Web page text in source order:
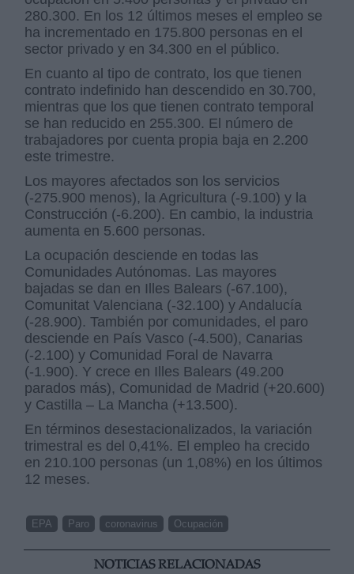
280.300. En los 12 últimos meses el empleo se
ha incrementado en 175.800 personas en el
sector privado y en 34.300 en el público.
En cuanto al tipo de contrato, los que tienen
contrato indefinido han descendido en 30.700,
mientras que los que tienen contrato temporal
se han reducido en 255.300. El número de
trabajadores por cuenta propia baja en 2.200
este trimestre.
Los mayores afectados son los servicios
(-275.900 menos), la Agricultura (-9.100) y la
Construcción (-6.200). En cambio, la industria
aumenta en 5.600 personas.
La ocupación desciende en todas las
Comunidades Autónomas. Las mayores
bajadas se dan en Illes Balears (-67.100),
Comunitat Valenciana (-32.100) y Andalucía
(-28.900). También por comunidades, el paro
desciende en País Vasco (-4.500), Canarias
(-2.100) y Comunidad Foral de Navarra
(-1.900). Y crece en Illes Balears (49.200
parados más), Comunidad de Madrid (+20.600)
y Castilla – La Mancha (+13.500).
En términos desestacionalizados, la variación
trimestral es del 0,41%. El empleo ha crecido
en 210.100 personas (un 1,08%) en los últimos
12 meses.
EPA Paro coronavirus Ocupación
NOTICIAS RELACIONADAS